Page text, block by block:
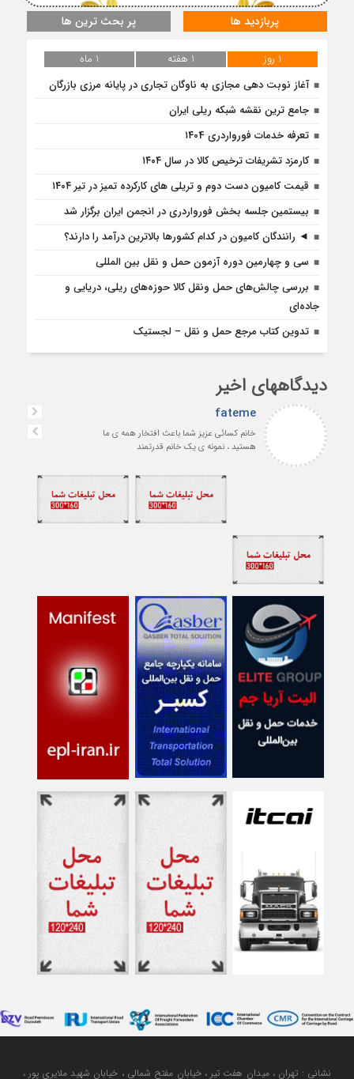
پربازدید ها پر بحث ترین ها
1 روز 1 هفته
1 ماه
آغاز نوبت دهی مجازی به ناوگان تجاری در پایانه مرزی بازرگان
جامع ترین نقشه شبکه ریلی ایران
تعرفه خدمات فورواردری ۱۴۰4
کارمزد تشریفات ترخیص کالا در سال ۱۴۰۴
قیمت کامیون دست دوم و تریلی‌ های کارکرده تمیز در تیر ۱۴۰۴
بیستمین جلسه بخش فورواردری در انجمن ایران برگزار شد
◄ رانندگان کامیون در کدام کشورها بالاترین درآمد را دارند؟
سی و چهارمین دوره آزمون حمل و نقل بین المللی
بررسی چالش‌های حمل ونقل کالا حوزه‌های ریلی، دریایی و
جاده‌ای
تدوین کتاب مرجع حمل و نقل – لجستیک
دیدگاههای اخیر
fateme
خانم کسائی عزیز شما باعث افتخار همه ی ما
هستید ، نمونه ی یک خانم قدرتمند
نشانی : تهران ، میدان هفت تیر ، خیابان مفتح شمالی ، خیابان شهید ملایری پور ،